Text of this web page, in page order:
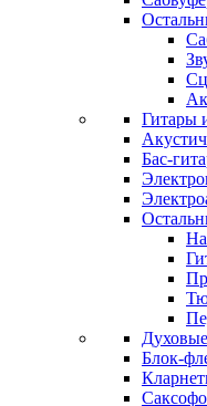
Гитары
Бас-
Блок-